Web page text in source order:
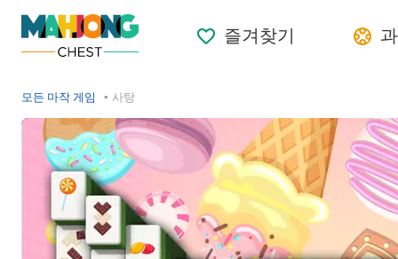
즐겨찾기
모든 마작 게임 사탕